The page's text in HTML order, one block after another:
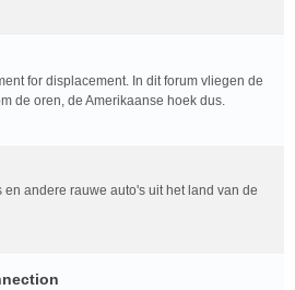
for displacement. In dit forum vliegen de
de oren, de Amerikaanse hoek dus.
en andere rauwe auto's uit het land van de